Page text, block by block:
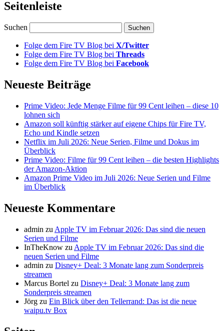
Seitenleiste
Suchen
Folge dem Fire TV Blog bei X/Twitter
Folge dem Fire TV Blog bei Threads
Folge dem Fire TV Blog bei Facebook
Neueste Beiträge
Prime Video: Jede Menge Filme für 99 Cent leihen – diese 10
lohnen sich
Amazon soll künftig stärker auf eigene Chips für Fire TV,
Echo und Kindle setzen
Netflix im Juli 2026: Neue Serien, Filme und Dokus im
Überblick
Prime Video: Filme für 99 Cent leihen – die besten Highlights
der Amazon-Aktion
Amazon Prime Video im Juli 2026: Neue Serien und Filme
im Überblick
Neueste Kommentare
admin zu Apple TV im Februar 2026: Das sind die neuen
Serien und Filme
InTheKnow zu Apple TV im Februar 2026: Das sind die
neuen Serien und Filme
admin zu Disney+ Deal: 3 Monate lang zum Sonderpreis
streamen
Marcus Bortel zu Disney+ Deal: 3 Monate lang zum
Sonderpreis streamen
Jörg zu Ein Blick über den Tellerrand: Das ist die neue
waipu.tv Box